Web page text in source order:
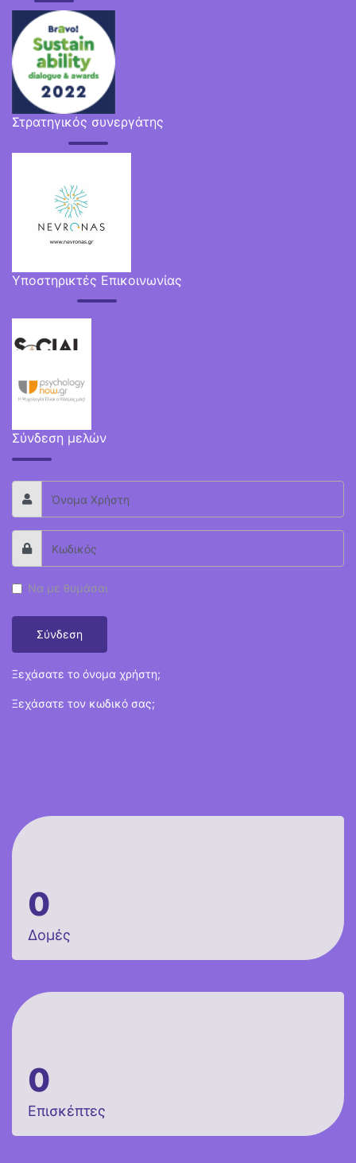
Στρατηγικός συνεργάτης
Υποστηρικτές Επικοινωνίας
Σύνδεση μελών
Να με θυμάσαι
Σύνδεση
Ξεχάσατε το όνομα χρήστη;
Ξεχάσατε τον κωδικό σας;
0
Δομές
0
Επισκέπτες